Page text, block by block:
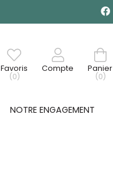
Favoris
(0)
Compte
Panier
(0)
NOTRE ENGAGEMENT